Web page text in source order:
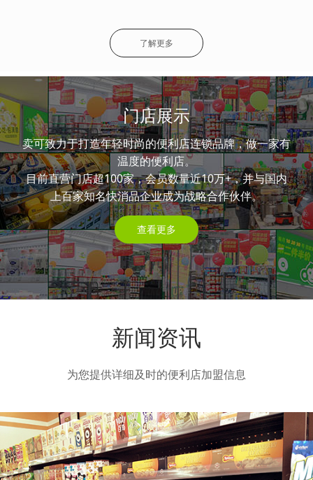
了解更多
门店展示
卖可致力于打造年轻时尚的便利店连锁品牌，做一家有
温度的便利店。
目前直营门店超100家，会员数量近10万+，并与国内
上百家知名快消品企业成为战略合作伙伴。
查看更多
新闻资讯
为您提供详细及时的便利店加盟信息